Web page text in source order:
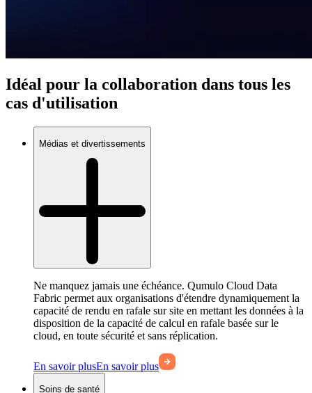
Idéal pour la collaboration dans tous les
cas d'utilisation
Médias et divertissements
Ne manquez jamais une échéance. Qumulo Cloud Data
Fabric permet aux organisations d'étendre dynamiquement la
capacité de rendu en rafale sur site en mettant les données à la
disposition de la capacité de calcul en rafale basée sur le
cloud, en toute sécurité et sans réplication.
En savoir plusEn savoir plus
Soins de santé